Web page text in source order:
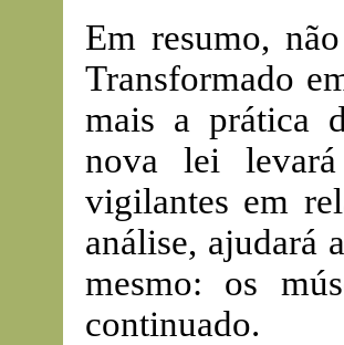
Em resumo,
Transformado
mais a prática
nova lei levará
vigilantes em
análise, ajudará
mesmo: os
continuado.